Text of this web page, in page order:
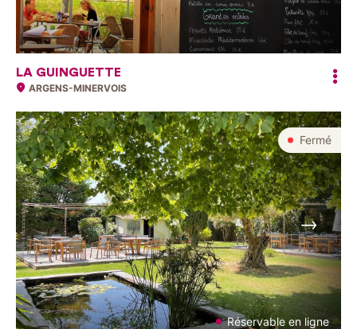
LA GUINGUETTE
ARGENS-MINERVOIS
Fermé
Réservable en ligne
Suivant